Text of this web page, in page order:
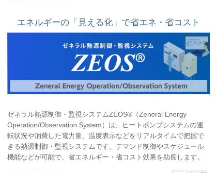
エネルギーの「見える化」で省エネ・省コスト
ゼネラル熱源制御・監視システムZEOS®（Zeneral Energy
Operation/Observation System）は、ヒートポンプシステムの運
転状況や消費した電力量、温度表示などをリアルタイムで把握で
きる熱源制御・監視システムです。デマンド制御やスケジュール
機能などが可能で、省エネルギー・省コスト効果を助長します。